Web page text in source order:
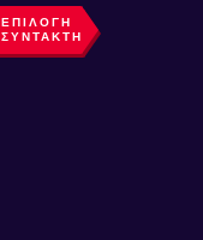
ΕΠΙΛΟΓΉ
ΣΥΝΤΆΚΤΗ